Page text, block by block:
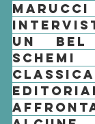
Marucci
un bel